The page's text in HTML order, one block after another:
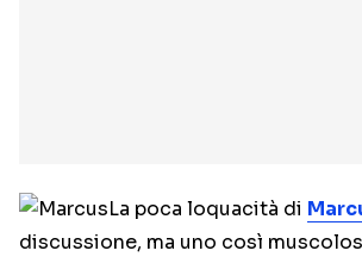
La poca loquacità di
discussione, ma uno così